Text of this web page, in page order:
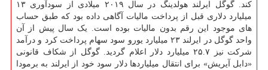
کند. گوگل ایرلند هولدینگ در سال ۲۰۱۹ میلادی از سودآوری ۱۳
میلیارد دلاری قبل از پرداخت مالیات آگاهی داده بود که طبق حساب
های موجود این رقم بدون مالیات بوده است. یک سال پیش از آن
واحد گوگل در ایرلند ۲۳ میلیارد یورو سود سهام پرداخت کرد و درآمد
شرکت نیز ۲۵.۷ میلیارد دلار اعلام گردید. گوگل از شکاف قانونی
«دابل آیریش» برای انتقال میلیاردها دلار سود خود از ایرلند به برمودا